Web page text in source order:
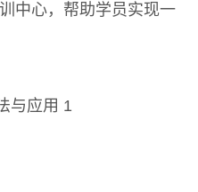
中心，帮助学员实现一
与应用 1